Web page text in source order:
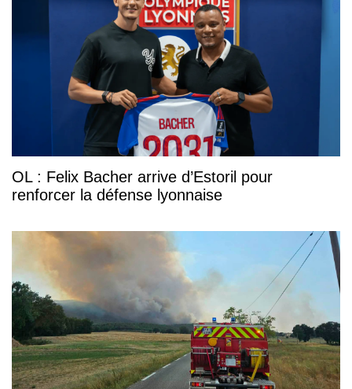
OL : Felix Bacher arrive d’Estoril pour
renforcer la défense lyonnaise